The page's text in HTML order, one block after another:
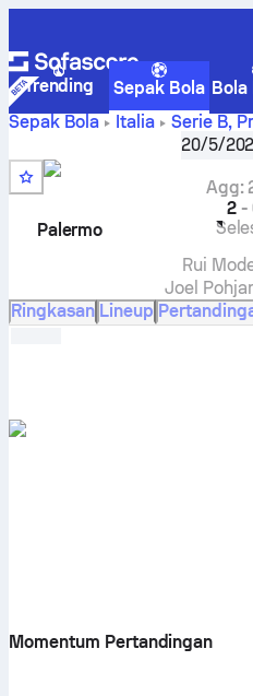
Trending Sepak Bola Bola
Sepak Bola
Italia Serie B,
CatanzaroSkor
dan prediksi
20/5/
Palermo
Agg:
2-
Rui
Joel
Ringkasan Lineup
Momentum Pertandingan